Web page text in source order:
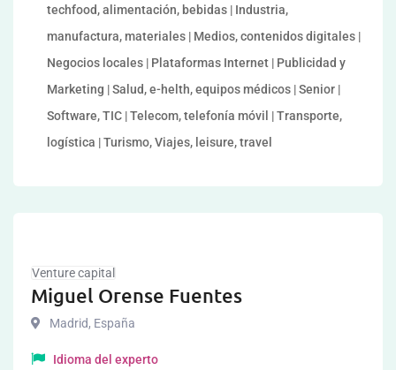
techfood, alimentación, bebidas | Industria,
manufactura, materiales | Medios, contenidos digitales |
Negocios locales | Plataformas Internet | Publicidad y
Marketing | Salud, e-helth, equipos médicos | Senior |
Software, TIC | Telecom, telefonía móvil | Transporte,
logística | Turismo, Viajes, leisure, travel
Venture capital
Miguel Orense Fuentes
Madrid, España
Idioma del experto